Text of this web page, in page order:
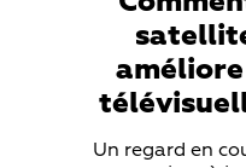
Teaser
Un regard en